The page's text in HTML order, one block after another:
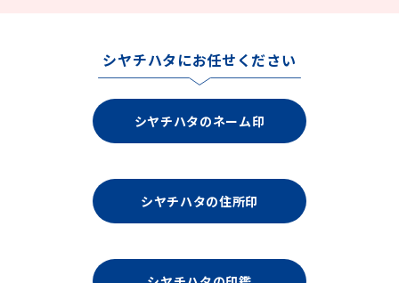
シヤチハタにお任せください
シヤチハタのネーム印
シヤチハタの住所印